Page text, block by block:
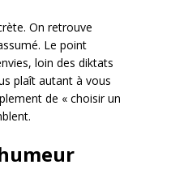
On retrouve
Le point
loin des diktats
plaît autant à vous
de « choisir un